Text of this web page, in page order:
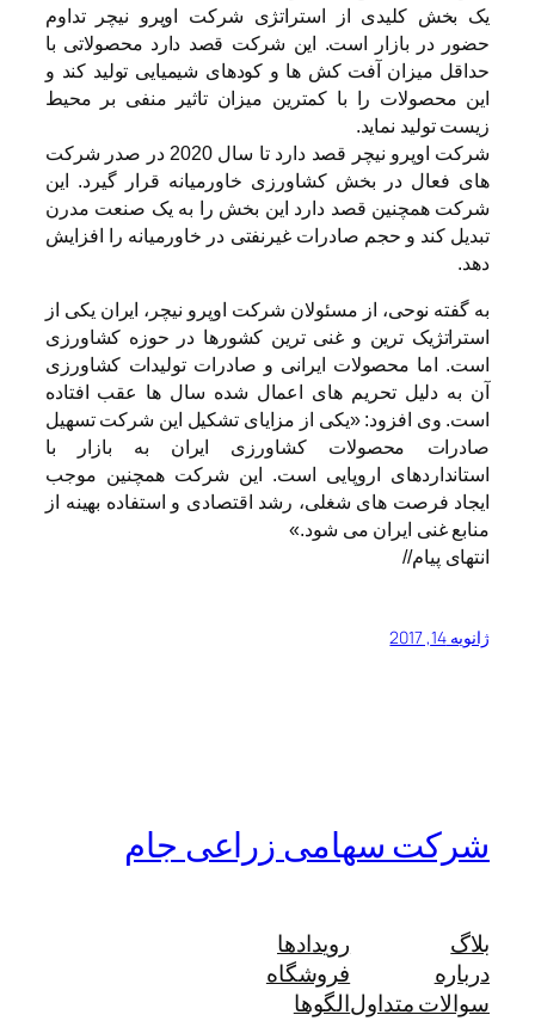
یک بخش کلیدی از استراتژی شرکت اوپرو نیچر تداوم
حضور در بازار است. این شرکت قصد دارد محصولاتی با
حداقل میزان آفت کش ها و کودهای شیمیایی تولید کند و
این محصولات را با کمترین میزان تاثیر منفی بر محیط
زیست تولید نماید.
شرکت اوپرو نیچر قصد دارد تا سال 2020 در صدر شرکت
های فعال در بخش کشاورزی خاورمیانه قرار گیرد. این
شرکت همچنین قصد دارد این بخش را به یک صنعت مدرن
تبدیل کند و حجم صادرات غیرنفتی در خاورمیانه را افزایش
دهد.
به گفته نوحی، از مسئولان شرکت اوپرو نیچر، ایران یکی از
استراتژیک ترین و غنی ترین کشورها در حوزه کشاورزی
است. اما محصولات ایرانی و صادرات تولیدات کشاورزی
آن به دلیل تحریم های اعمال شده سال ها عقب افتاده
است. وی افزود: «یکی از مزایای تشکیل این شرکت تسهیل
صادرات محصولات کشاورزی ایران به بازار با
استانداردهای اروپایی است. این شرکت همچنین موجب
ایجاد فرصت های شغلی، رشد اقتصادی و استفاده بهینه از
منابع غنی ایران می شود.»
انتهای پیام//
ژانویه 14, 2017
شرکت سهامی زراعی جام
بلاگ
درباره
سوالات متداول
رویدادها
فروشگاه
الگوها